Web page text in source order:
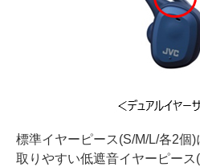
標準イヤーピース(S/M/L/各2個
取りやすい低遮音イヤーピー